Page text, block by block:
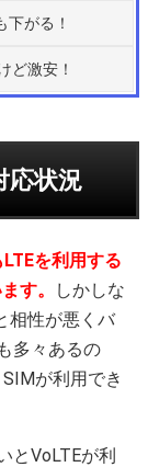
がる！
ど激安！
応状況
を利用する
す。
しかしな
相性が悪くバ
多々あるの
が利用でき
とVoLTEが利